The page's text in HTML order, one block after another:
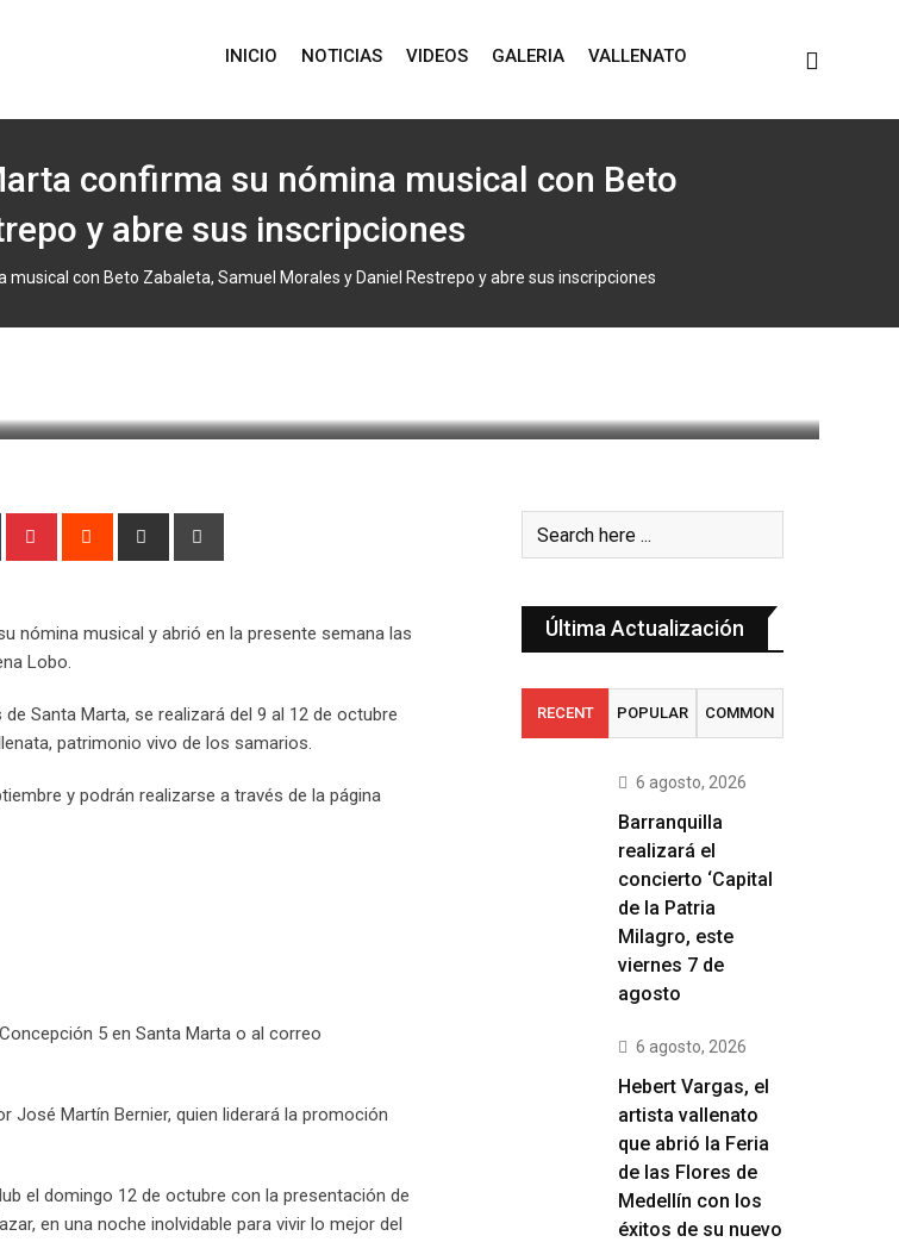
INICIO NOTICIAS VIDEOS GALERIA VALLENATO
confirma su nómina musical con Beto
y abre sus inscripciones
con Beto Zabaleta, Samuel Morales y Daniel Restrepo y abre sus inscripciones
Tumblr Pinterest Reddit
Share
nómina musical y abrió en la presente semana las
Lobo.
Santa Marta, se realizará del 9 al 12 de octubre
patrimonio vivo de los samarios.
y podrán realizarse a través de la página
5 en Santa Marta o al correo
José Martín Bernier, quien liderará la promoción
el domingo 12 de octubre con la presentación de
en una noche inolvidable para vivir lo mejor del
Última Actualización
RECENT POPULAR COMMON
6 agosto, 2026
Barranquilla
realizará el
concierto ‘Capital
de la Patria
Milagro, este
viernes 7 de
agosto
6 agosto, 2026
Hebert Vargas, el
artista vallenato
que abrió la Feria
de las Flores de
Medellín con los
éxitos de su nuevo